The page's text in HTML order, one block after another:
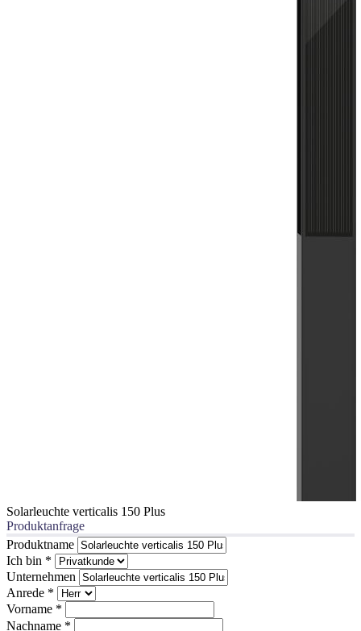
Solarleuchte verticalis 150 Plus
Produktanfrage
Produktname
Ich bin *
Unternehmen
Anrede *
Vorname *
Nachname *